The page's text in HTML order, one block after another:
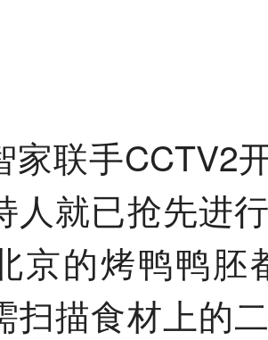
家联手CCTV2
人就已抢先进
京的烤鸭鸭
扫描食材上的